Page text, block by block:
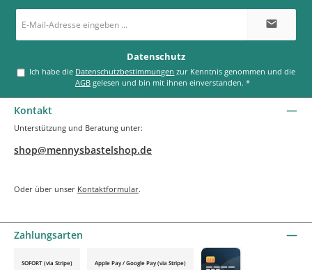
E-
Mail-
*
Datenschutz
Ich habe die Datenschutzbestimmungen
AGB gelesen und bin mit ihnen einverstanden.*
Kontakt
Unterstützung und Beratung unter:
shop@mennysbastelshop.de
Oder über unser Kontaktformular.
Zahlungsarten
SOFORT (via Stripe) Apple Pay / Google Pay (via Stripe)